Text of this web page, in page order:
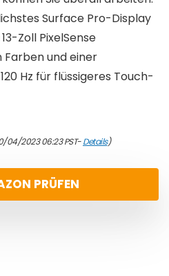
Surface Pro-Display
Zoll PixelSense
Farben und einer
Hz für flüssigeres Touch-
04/2023 06:23 PST-Details)
PRÜFEN